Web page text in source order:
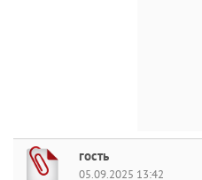
гость
05.09.2025 13:42